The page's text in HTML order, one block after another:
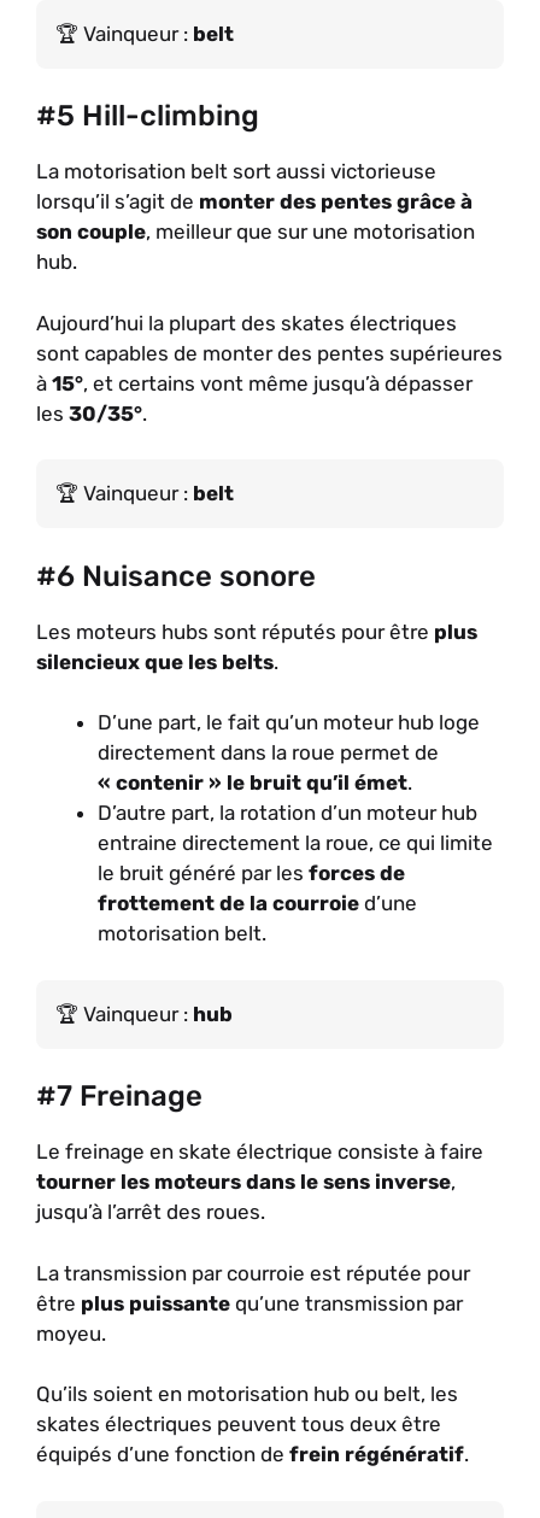
Vainqueur : belt
#5 Hill-climbing
La motorisation belt sort aussi victorieuse
lorsqu’il s’agit de monter des pentes grâce à
son couple, meilleur que sur une motorisation
hub.
Aujourd’hui la plupart des skates électriques
sont capables de monter des pentes supérieures
à 15°, et certains vont même jusqu’à dépasser
les 30/35°.
Vainqueur : belt
#6 Nuisance sonore
Les moteurs hubs sont réputés pour être plus
silencieux que les belts.
D’une part, le fait qu’un moteur hub loge
directement dans la roue permet de
« contenir » le bruit qu’il émet.
D’autre part, la rotation d’un moteur hub
entraine directement la roue, ce qui limite
le bruit généré par les forces de
frottement de la courroie d’une
motorisation belt.
Vainqueur : hub
#7 Freinage
Le freinage en skate électrique consiste à faire
tourner les moteurs dans le sens inverse,
jusqu’à l’arrêt des roues.
La transmission par courroie est réputée pour
être plus puissante qu’une transmission par
moyeu.
Qu’ils soient en motorisation hub ou belt, les
skates électriques peuvent tous deux être
équipés d’une fonction de frein régénératif.